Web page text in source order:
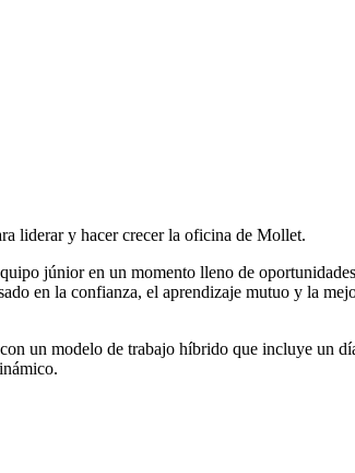
liderar y hacer crecer la oficina de Mollet.
júnior en un momento lleno de
en la confianza, el aprendizaje mutuo y la
un modelo de trabajo híbrido que incluye